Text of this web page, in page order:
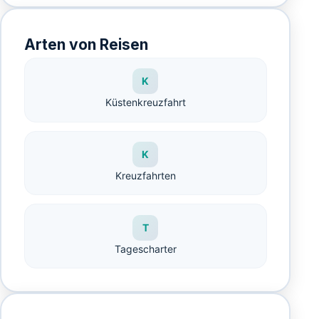
Arten von Reisen
K
Küstenkreuzfahrt
K
Kreuzfahrten
T
Tagescharter